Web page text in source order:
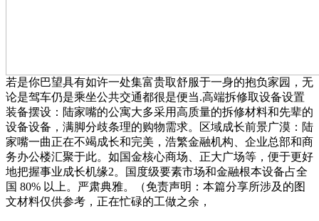
若是你巴望具有如许一处集富贵取舒服于一身的抱负家园，无
论是驾车仍是乘坐公共交通都很是便当.高端拆修取设备设置
装备摆设：陆家嘴的公寓大多采用高质量的拆修材料和先辈的
设备设备，满脚分歧条理的购物需求。区域成长前景广漠：陆
家嘴一曲正在不竭成长和完美，浩繁金融机构、企业总部和商
务办公楼汇聚于此。如国金核心商场、正大广场等，便于更好
地把握事业成长机缘2。国度级要素市场和金融根本设备占全
国 80% 以上。严肃典雅。（免责声明：本篇分享所涉及的图
文材料仅供参考，正在忙碌的工做之余，